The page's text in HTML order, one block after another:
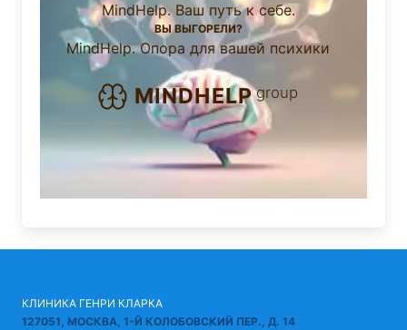
MindHelp. Ваш путь к себе.
ВЫ ВЫГОРЕЛИ?
MindHelp. Опора для вашей психики
MINDHELP group
КЛИНИКА ГЕНРИ КЛАРКА
127051, МОСКВА, 1-Й КОЛОБОВСКИЙ ПЕР., Д. 14